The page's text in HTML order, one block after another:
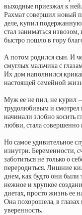
выходные приезжал к
Рахмат совершил новый
деле, купил подержанную
стал заниматься
быстро пошло в гору
А потом родился сын. И
смуглых мальчика с
Их дом наполнился
настоящей семейной
Муж ее не пил, не курил
трудолюбивым и смотрел
начинали злобно косить
любви, стала
Но самое удивительное
изнутри. Беременности,
заботиться не только о
переродиться. Лишние
днем, как будто они
нежное и хрупкое
диетах, просто жизнь ее
Она похорошела, в
уверенность.